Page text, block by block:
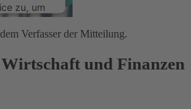
zu, um
Verfasser der Mitteilung.
und Finanzen